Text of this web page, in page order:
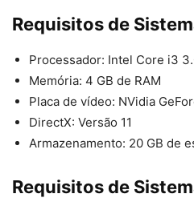
Requisitos de
Processador: Intel Core i3
Memória: 4 GB de RAM
Placa de vídeo: NVidia
DirectX: Versão 11
Armazenamento: 20 GB de
Requisitos de